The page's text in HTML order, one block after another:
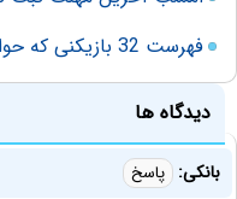
فهرست 32 بازیکنی که حواله واردات خودرو لاکچری گرفتند
دیدگاه ها
بانکی: پاسخ